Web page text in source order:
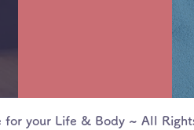
for your Life & Body ~ All